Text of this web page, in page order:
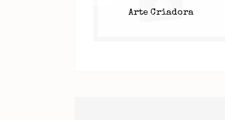
Arte Criadora